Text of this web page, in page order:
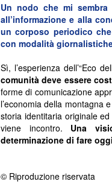
Un nodo che mi sembra
all’informazione e alla
un corposo periodico
con modalità
Sì, l’esperienza dell’“Eco
comunità deve essere
forme di comunicazione
l’economia della montagna
storia identitaria originale
viene incontro. Una
determinazione di fare
© Riproduzione riservata